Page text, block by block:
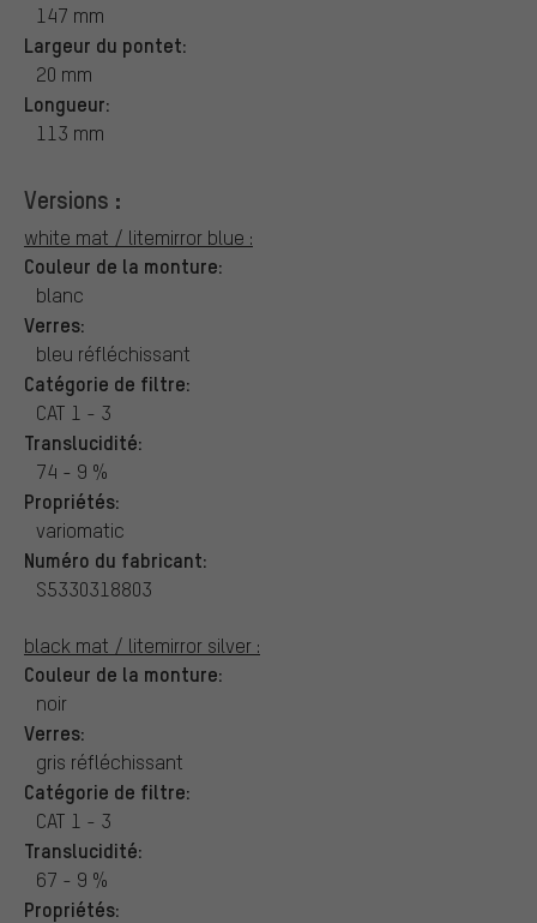
147 mm
Largeur du pontet:
20 mm
Longueur:
113 mm
Versions :
white mat / litemirror blue :
Couleur de la monture:
blanc
Verres:
bleu réfléchissant
Catégorie de filtre:
CAT 1 - 3
Translucidité:
74 - 9 %
Propriétés:
variomatic
Numéro du fabricant:
S5330318803
black mat / litemirror silver :
Couleur de la monture:
noir
Verres:
gris réfléchissant
Catégorie de filtre:
CAT 1 - 3
Translucidité:
67 - 9 %
Propriétés: